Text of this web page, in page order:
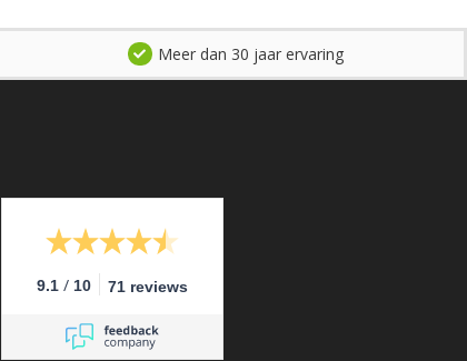
Meer dan 30 jaar ervaring
9.1 / 10 71 reviews